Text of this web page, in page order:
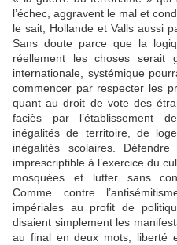
l’échec, aggravent le mal et
le sait, Hollande et Valls aussi
Sans doute parce que la
réellement les choses serait
internationale, systémique
commencer par respecter les
quant au droit de vote des
faciès par l’établissement
inégalités de territoire, de
inégalités scolaires.
imprescriptible à l’exercice du
mosquées et lutter sans
Comme contre
impériales au profit de
disaient simplement les
au final en deux mots, liberté